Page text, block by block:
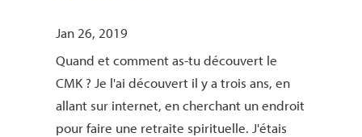
Jan 26, 2019
Quand et comment as-tu découvert le
CMK ? Je l'ai découvert il y a trois ans, en
allant sur internet, en cherchant un endroit
pour faire une retraite spirituelle. J'étais